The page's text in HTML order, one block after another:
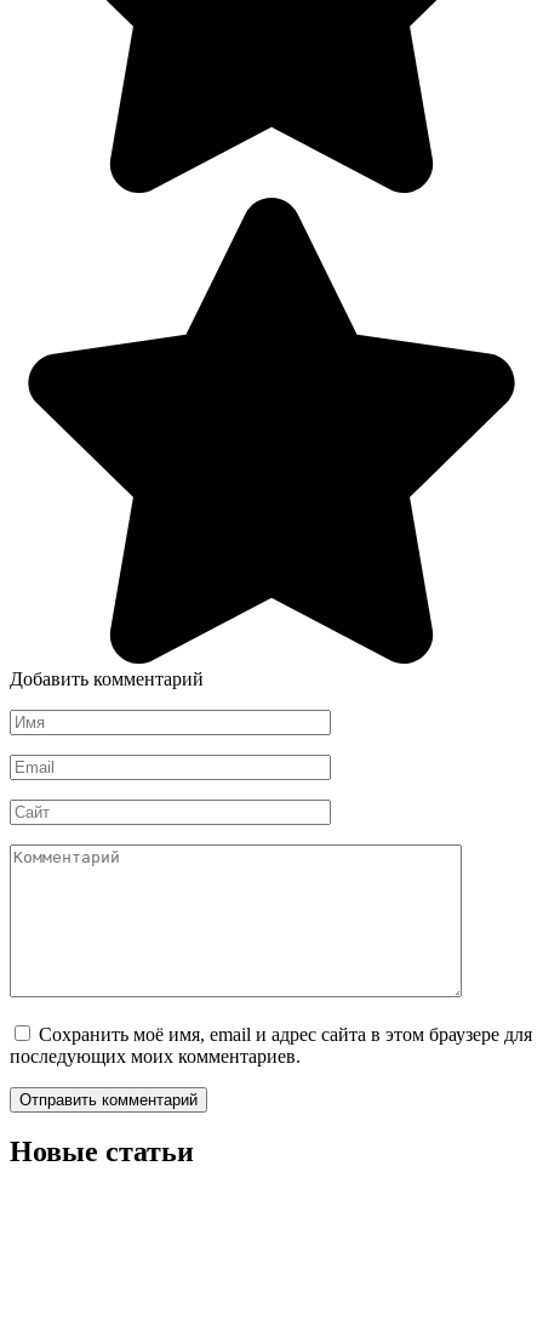
Добавить комментарий
Имя
*
Email
*
Сайт
Комментарий
Сохранить моё имя, email и адрес сайта в этом браузере для
последующих моих комментариев.
Новые статьи